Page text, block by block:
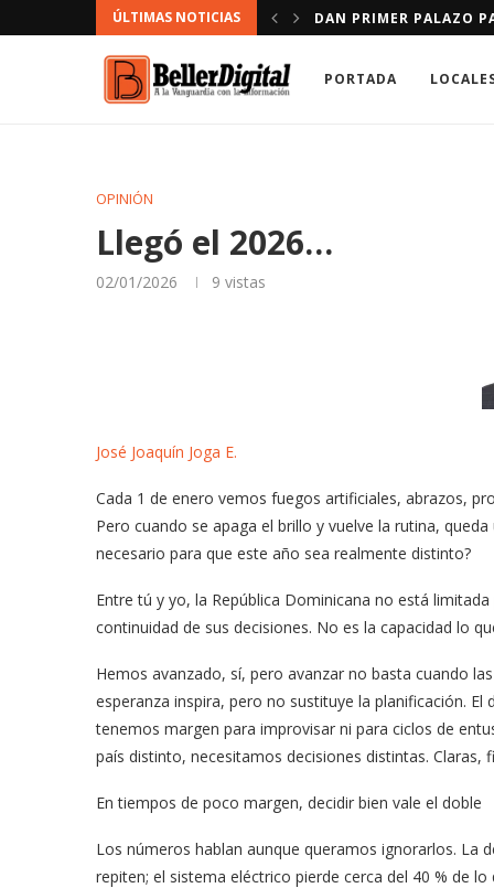
ÚLTIMAS NOTICIAS INFARTO CAUSA MÁS
PORTADA
OPINIÓN
Llegó el 2026…
02/01/2026 9 vistas
José Joaquín Joga E.
Cada 1 de enero vemos fuegos artificiales, abrazos,
Pero cuando se apaga el brillo y vuelve la rutina,
necesario para que este año sea realmente distinto?
Entre tú y yo, la República Dominicana no está
continuidad de sus decisiones. No es la capacidad lo
Hemos avanzado, sí, pero avanzar no basta cuando
esperanza inspira, pero no sustituye la planificación.
tenemos margen para improvisar ni para ciclos de
país distinto, necesitamos decisiones distintas. Claras,
En tiempos de poco margen, decidir bien vale el doble
Los números hablan aunque queramos ignorarlos. La
repiten; el sistema eléctrico pierde cerca del 40 % de